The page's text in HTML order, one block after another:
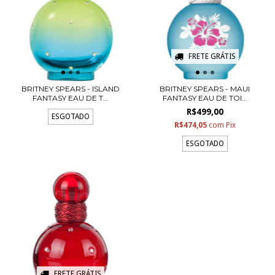
BRITNEY SPEARS - ISLAND
FANTASY EAU DE T...
ESGOTADO
FRETE GRÁTIS
BRITNEY SPEARS - MAUI
FANTASY EAU DE TOI...
R$499,00
R$474,05 com Pix
ESGOTADO